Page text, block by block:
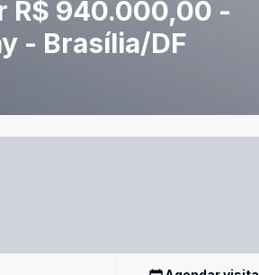
R$ 940.000,00 -
- Brasília/DF